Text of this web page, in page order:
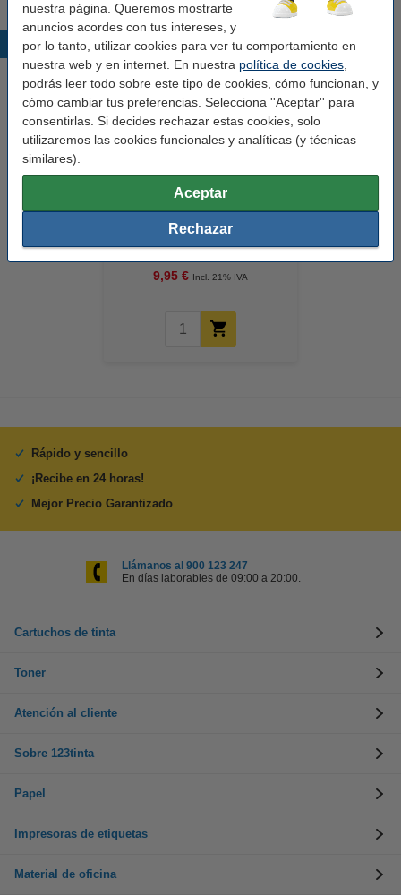
nuestra página. Queremos mostrarte
anuncios acordes con tus intereses, y
por lo tanto, utilizar cookies para ver tu comportamiento en
nuestra web y en internet. En nuestra política de cookies
podrás leer todo sobre este tipo de cookies, cómo funcionan, y
cómo cambiar tus preferencias. Selecciona ''Aceptar'' para
consentirlas. Si decides rechazar estas cookies, solo
utilizaremos las cookies funcionales y analíticas (y técnicas
similares).
Aceptar
Rechazar
Productos destacados
Leitz 5361 WOW Bandeja para
cartas bicolor verde/blanco
9,95 € Incl. 21% IVA
Rápido y sencillo
¡Recibe en 24 horas!
Mejor Precio Garantizado
Llámanos al 900 123 247
En días laborables de 09:00 a 20:00.
Cartuchos de tinta
Toner
Atención al cliente
Sobre 123tinta
Papel
Impresoras de etiquetas
Material de oficina